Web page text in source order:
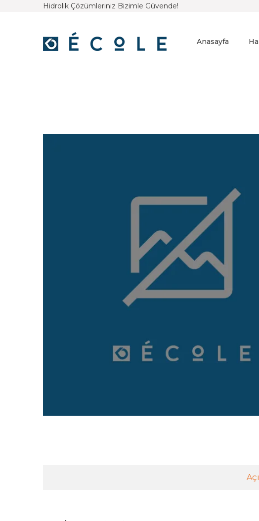
Hidrolik Çözümleriniz Bizimle Güvende!
Anasayfa